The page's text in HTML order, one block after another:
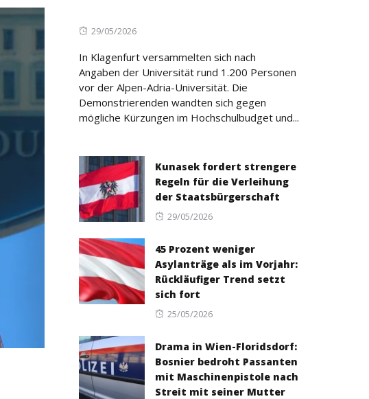
Posted
29/05/2026
In Klagenfurt versammelten sich nach
Angaben der Universität rund 1.200 Personen
vor der Alpen-Adria-Universität. Die
Demonstrierenden wandten sich gegen
mögliche Kürzungen im Hochschulbudget und...
Kunasek fordert strengere
Regeln für die Verleihung
der Staatsbürgerschaft
Posted
29/05/2026
45 Prozent weniger
Asylanträge als im Vorjahr:
Rückläufiger Trend setzt
sich fort
Posted
25/05/2026
Drama in Wien-Floridsdorf:
Bosnier bedroht Passanten
mit Maschinenpistole nach
Streit mit seiner Mutter